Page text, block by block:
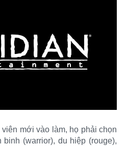
mới vào làm, họ phải chọn
binh (warrior), du hiệp (rouge),